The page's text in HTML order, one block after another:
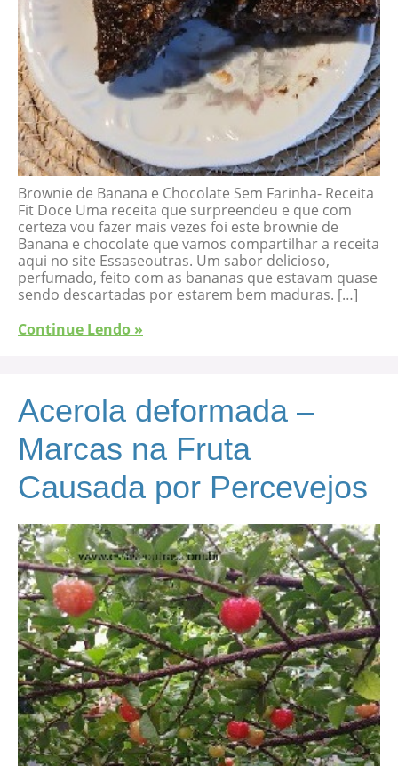
Brownie de Banana e Chocolate Sem Farinha- Receita
Fit Doce Uma receita que surpreendeu e que com
certeza vou fazer mais vezes foi este brownie de
Banana e chocolate que vamos compartilhar a receita
aqui no site Essaseoutras. Um sabor delicioso,
perfumado, feito com as bananas que estavam quase
sendo descartadas por estarem bem maduras. […]
Continue Lendo »
Acerola deformada –
Marcas na Fruta
Causada por Percevejos